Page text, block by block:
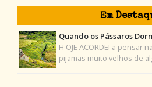
Em
Quando os Pássaros
H OJE ACORDEI a pensar
pijamas muito velhos de